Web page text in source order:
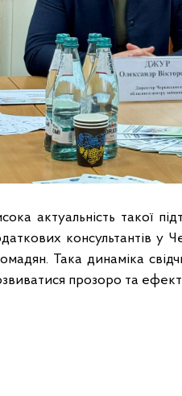
актуальність такої
консультантів у
Така динаміка
прозоро та